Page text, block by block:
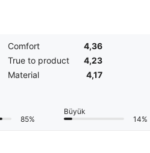
Comfort
4,36
True to product
4,23
Material
4,17
85%
Büyük
14%